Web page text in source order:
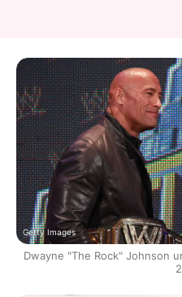
Getty Images
Dwayne "The Rock" Johnson